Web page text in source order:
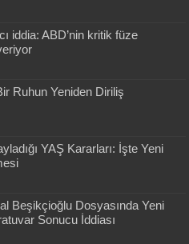
iddia: ABD’nin kritik füze
Ruhun Yeniden Diriliş
YAŞ Kararları: İşte Yeni
Beşikçioğlu Dosyasında Yeni
Sonucu İddiası